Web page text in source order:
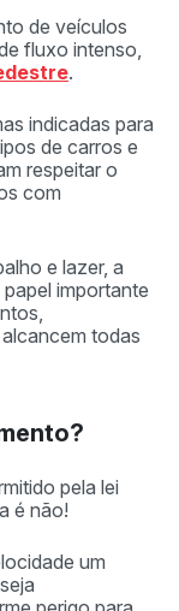
de veículos
fluxo intenso,
.
indicadas para
de carros e
respeitar o
com
e lazer, a
importante
todas
pela lei
é não!
um